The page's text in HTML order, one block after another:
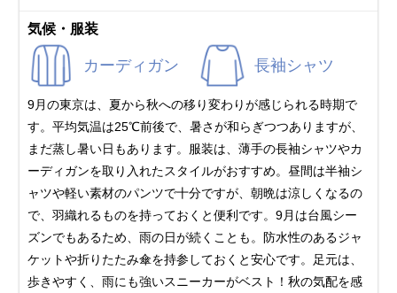
気候・服装
カーディガン 長袖シャツ
9月の東京は、夏から秋への移り変わりが感じられる時期で
す。平均気温は25℃前後で、暑さが和らぎつつありますが、
まだ蒸し暑い日もあります。服装は、薄手の長袖シャツやカ
ーディガンを取り入れたスタイルがおすすめ。昼間は半袖シ
ャツや軽い素材のパンツで十分ですが、朝晩は涼しくなるの
で、羽織れるものを持っておくと便利です。9月は台風シー
ズンでもあるため、雨の日が続くことも。防水性のあるジャ
ケットや折りたたみ傘を持参しておくと安心です。足元は、
歩きやすく、雨にも強いスニーカーがベスト！秋の気配を感